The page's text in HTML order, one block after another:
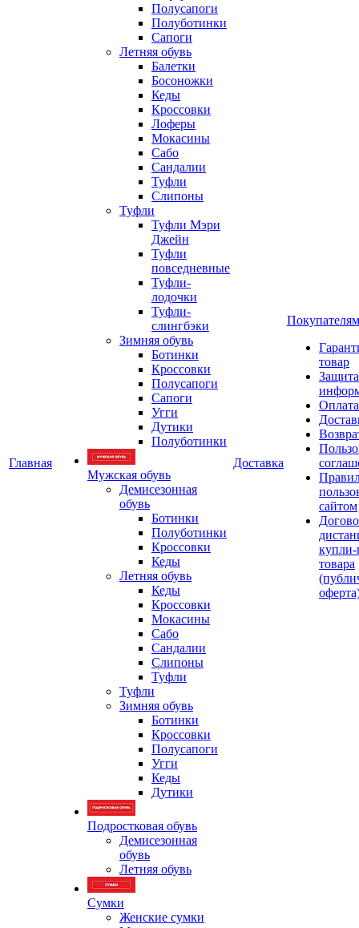
Главная
Полусапоги
Полуботинки
Сапоги
Летняя обувь
Балетки
Босоножки
Кеды
Кроссовки
Лоферы
Мокасины
Сабо
Сандалии
Туфли
Слипоны
Туфли
Туфли Мэри
Джейн
Туфли
повседневные
Туфли-
лодочки
Туфли-
слингбэки
Зимняя обувь
Ботинки
Кроссовки
Полусапоги
Сапоги
Угги
Дутики
Полуботинки
Мужская обувь
Демисезонная
обувь
Ботинки
Полуботинки
Кроссовки
Кеды
Летняя обувь
Кеды
Кроссовки
Мокасины
Сабо
Сандалии
Слипоны
Туфли
Туфли
Зимняя обувь
Ботинки
Кроссовки
Полусапоги
Угги
Кеды
Дутики
Подростковая обувь
Демисезонная
обувь
Летняя обувь
Сумки
Женские сумки
Доставка
Покупателям
товар
Защита
Оплата
сайтом
товара